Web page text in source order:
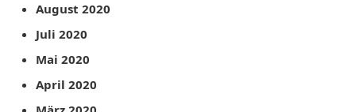
August 2020
Juli 2020
Mai 2020
April 2020